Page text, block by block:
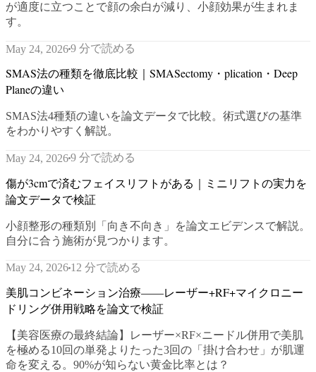
が適度に立つことで顔の余白が減り、小顔効果が生まれま
す。
May 24, 20269 分で読める
SMAS法の種類を徹底比較｜SMASectomy・plication・Deep
Planeの違い
SMAS法4種類の違いを論文データで比較。術式選びの基準
をわかりやすく解説。
May 24, 20269 分で読める
傷が3cmで済むフェイスリフトがある｜ミニリフトの実力を
論文データで検証
小顔整形の種類別「向き不向き」を論文エビデンスで解説。
自分に合う施術が見つかります。
May 24, 2026 12 分で読める
美肌コンビネーション治療——レーザー+RF+マイクロニー
ドリング併用戦略を論文で検証
【美容医療の最終結論】レーザー×RF×ニードル併用で美肌
を極める10回の単発よりたった3回の「掛け合わせ」が肌運
命を変える。90%が知らない黄金比率とは？